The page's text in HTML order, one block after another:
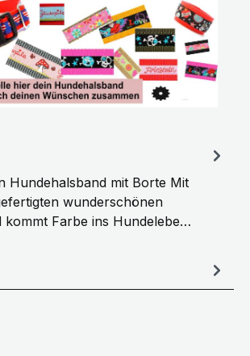
Hundehalsband mit Borte Mit
wunderschönen
kommt Farbe ins Hundelebe…